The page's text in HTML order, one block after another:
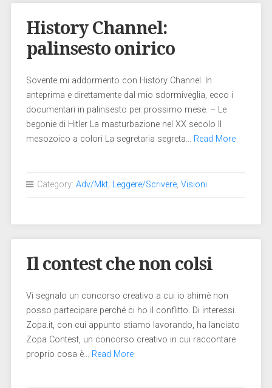
History Channel:
palinsesto onirico
Sovente mi addormento con History Channel. In
anteprima e direttamente dal mio sdormiveglia, ecco i
documentari in palinsesto per prossimo mese. – Le
begonie di Hitler La masturbazione nel XX secolo Il
mesozoico a colori La segretaria segreta… Read More
Category: Adv/Mkt, Leggere/Scrivere, Visioni
Il contest che non colsi
Vi segnalo un concorso creativo a cui io ahimè non
posso partecipare perché ci ho il conflitto. Di interessi.
Zopa.it, con cui appunto stiamo lavorando, ha lanciato
Zopa Contest, un concorso creativo in cui raccontare
proprio cosa è… Read More